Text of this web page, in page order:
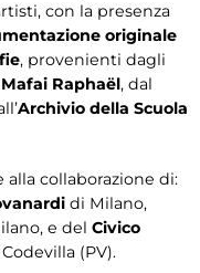
con la presenza
originale
, provenienti dagli
Raphaël, dal
Archivio della Scuola
alla collaborazione di:
di Milano,
e del Civico
(PV).